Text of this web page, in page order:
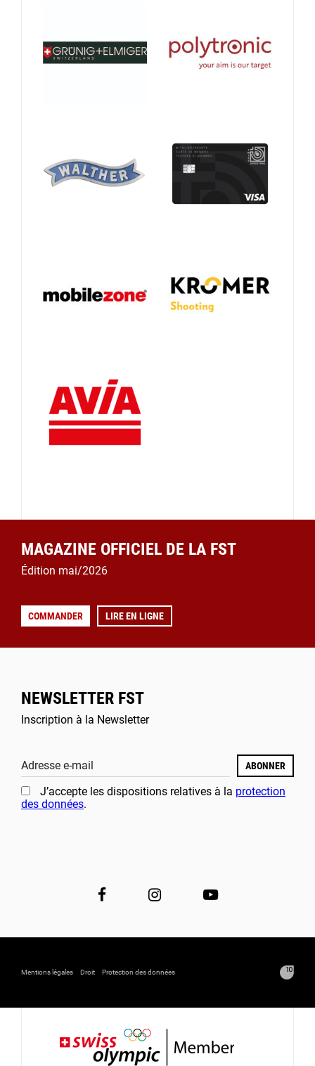
MAGAZINE OFFICIEL DE LA FST
Édition mai/2026
COMMANDER LIRE EN LIGNE
NEWSLETTER FST
Inscription à la Newsletter
Adresse e-mail ABONNER
J’accepte les dispositions relatives à la protection
des données.
Mentions légales Droit Protection des données